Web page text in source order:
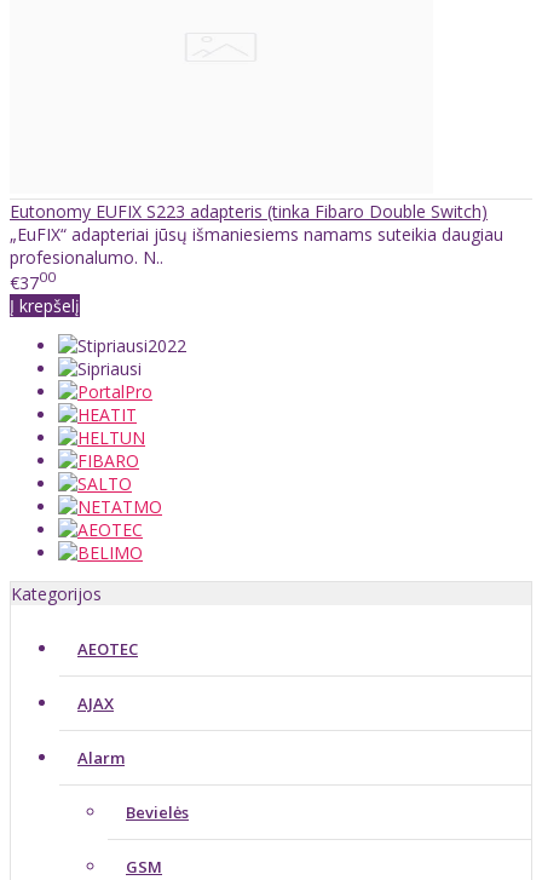
Eutonomy EUFIX S223 adapteris (tinka Fibaro Double Switch)
„EuFIX“ adapteriai jūsų išmaniesiems namams suteikia daugiau
profesionalumo. N..
€3700
Į krepšelį
Kategorijos
AEOTEC
AJAX
Alarm
Bevielės
GSM